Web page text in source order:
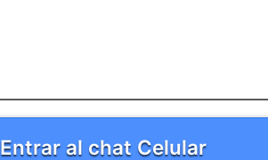
Entrar al chat Celular